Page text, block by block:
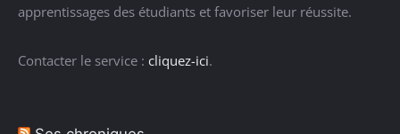
apprentissages des étudiants et favoriser leur réussite.
Contacter le service : cliquez-ici.